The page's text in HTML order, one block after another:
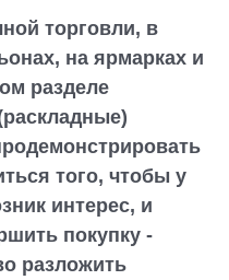
торговли, в
на ярмарках и
разделе
того, чтобы у
интерес, и
покупку -
разложить